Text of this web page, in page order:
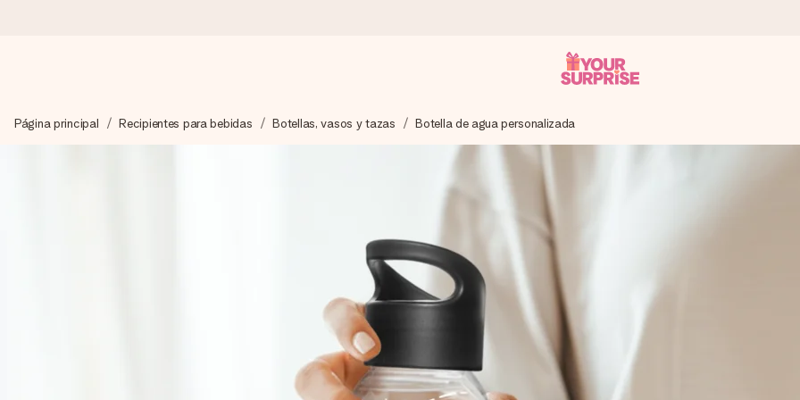
Preparamos tu regalo con cuidado y lo enviamos al vuelo, para que lo entregues en el momento perfecto, cuando más importa.
Crea algo único en pocos pasos – con su nombre, tu foto o un mensaje que llegue al corazón. Sin complicaciones, solo todo el
Página principal Recipientes para bebidas Botellas, vasos y tazas Botella de agua personalizada